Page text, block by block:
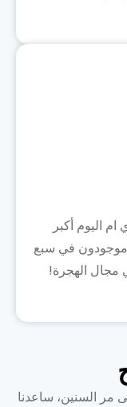
اليوم أكبر
في سبع
السنين، ساعدنا